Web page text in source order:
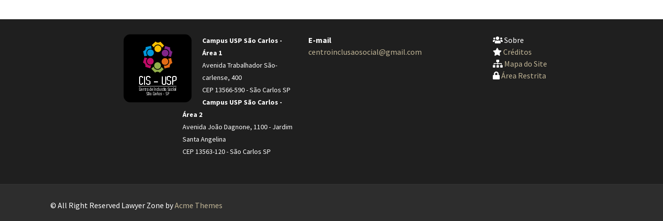
Campus USP São Carlos -
Área 1
Avenida Trabalhador São-
carlense, 400
CEP 13566-590 - São Carlos SP
Campus USP São Carlos -
Área 2
Avenida João Dagnone, 1100 - Jardim
Santa Angelina
CEP 13563-120 - São Carlos SP
E-mail
centroinclusaosocial@gmail.com
Sobre
Créditos
Mapa do Site
Área Restrita
© All Right Reserved Lawyer Zone byAcme Themes